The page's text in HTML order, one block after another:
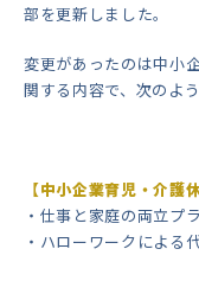
部を更新しました。
変更があったのは中小
関する内容で、次のよ
【中小企業育児・介護
・仕事と家庭の両立プ
・ハローワークによる